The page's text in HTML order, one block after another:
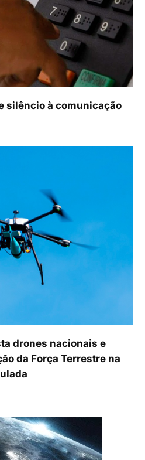
silêncio à comunicação
drones nacionais e
da Força Terrestre na